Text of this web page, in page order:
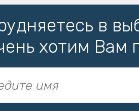
в
хотим Вам